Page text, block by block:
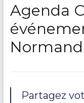
Agenda
Partagez